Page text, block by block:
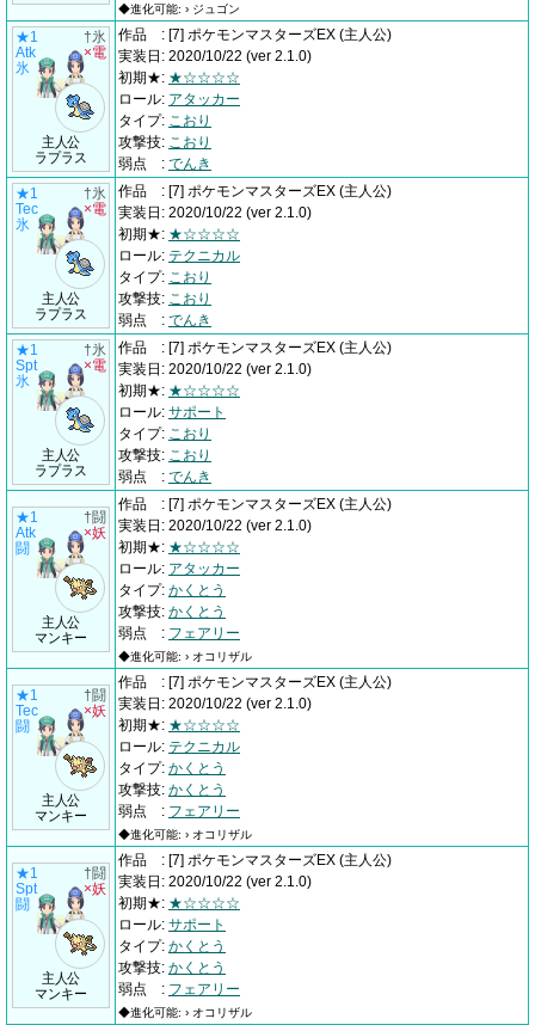
◆進化可能: › ジュゴン
★1
Atk
氷
主人公
ラプラス
†氷
×電
作品 : [7] ポケモンマスターズEX (主人公)
実装日 : 2020/10/22 (ver 2.1.0)
初期★: ★☆☆☆☆
ロール: アタッカー
タイプ: こおり
攻撃技: こおり
弱点
: でんき
★1
Tec
氷
主人公
ラプラス
†氷
×電
作品 : [7] ポケモンマスターズEX (主人公)
実装日 : 2020/10/22 (ver 2.1.0)
初期★: ★☆☆☆☆
ロール: テクニカル
タイプ: こおり
攻撃技: こおり
弱点
: でんき
★1
Spt
氷
主人公
ラプラス
†氷
×電
作品 : [7] ポケモンマスターズEX (主人公)
実装日 : 2020/10/22 (ver 2.1.0)
初期★: ★☆☆☆☆
ロール: サポート
タイプ: こおり
攻撃技: こおり
弱点
: でんき
★1
Atk
闘
主人公
マンキー
†闘
×妖
作品 : [7] ポケモンマスターズEX (主人公)
実装日 : 2020/10/22 (ver 2.1.0)
初期★: ★☆☆☆☆
ロール: アタッカー
タイプ: かくとう
攻撃技: かくとう
弱点
: フェアリー
◆進化可能: › オコリザル
★1
Tec
闘
主人公
マンキー
†闘
×妖
作品 : [7] ポケモンマスターズEX (主人公)
実装日 : 2020/10/22 (ver 2.1.0)
初期★: ★☆☆☆☆
ロール: テクニカル
タイプ: かくとう
攻撃技: かくとう
弱点
: フェアリー
◆進化可能: › オコリザル
★1
Spt
闘
主人公
マンキー
†闘
×妖
作品 : [7] ポケモンマスターズEX (主人公)
実装日 : 2020/10/22 (ver 2.1.0)
初期★: ★☆☆☆☆
ロール: サポート
タイプ: かくとう
攻撃技: かくとう
弱点
: フェアリー
◆進化可能: › オコリザル